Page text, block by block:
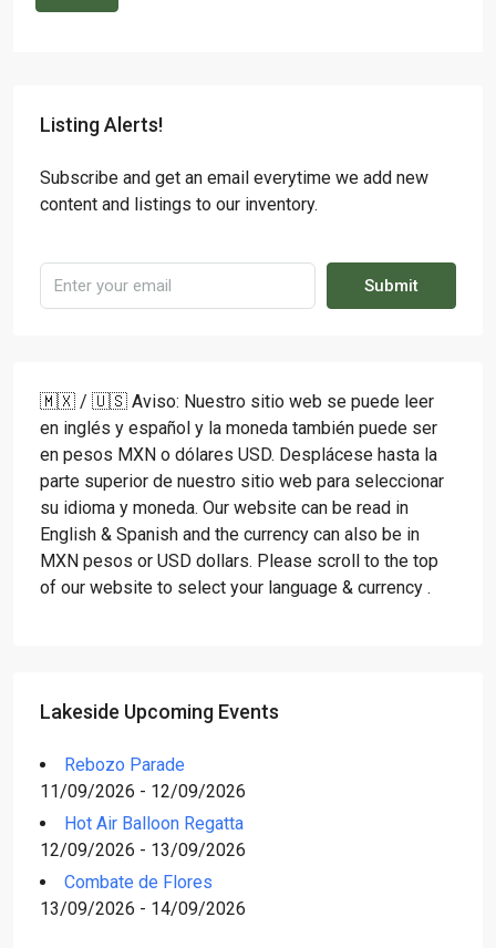
Listing Alerts!
Subscribe and get an email everytime we add new
content and listings to our inventory.
Submit
🇲🇽 / 🇺🇸 Aviso: Nuestro sitio web se puede leer
en inglés y español y la moneda también puede ser
en pesos MXN o dólares USD. Desplácese hasta la
parte superior de nuestro sitio web para seleccionar
su idioma y moneda. Our website can be read in
English & Spanish and the currency can also be in
MXN pesos or USD dollars. Please scroll to the top
of our website to select your language & currency .
Lakeside Upcoming Events
Rebozo Parade
11/09/2026 - 12/09/2026
Hot Air Balloon Regatta
12/09/2026 - 13/09/2026
Combate de Flores
13/09/2026 - 14/09/2026